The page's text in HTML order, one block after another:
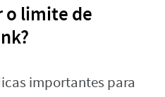
o limite de
importantes para